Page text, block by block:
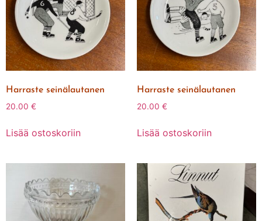
Harraste seinälautanen
20.00 €
Lisää ostoskoriin
Harraste seinälautanen
20.00 €
Lisää ostoskoriin